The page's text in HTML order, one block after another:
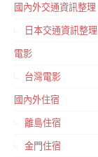
國內外交通資訊整理
日本交通資訊整理
電影
台灣電影
國內外住宿
離島住宿
金門住宿